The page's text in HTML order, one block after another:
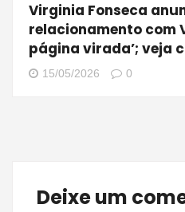
Virginia Fonseca
relacionamento com
página virada’; veja
15/05/2026 0
Deixe um